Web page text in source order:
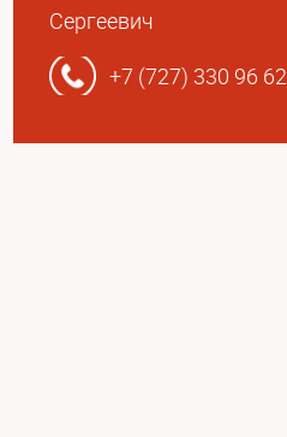
Сергеевич
+7 (727) 330 96 62